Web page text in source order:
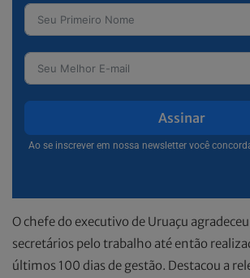
Assinar
Ao se inscrever em nossa newsletter você
O chefe do executivo de Uruaçu
secretários pelo trabalho até então
últimos 100 dias de gestão. Destacou a